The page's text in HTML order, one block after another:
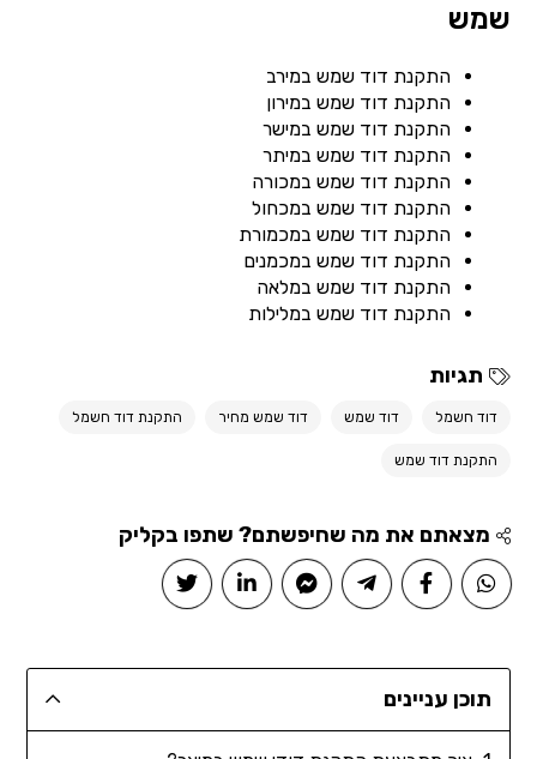
שמש
התקנת דוד שמש במירב
התקנת דוד שמש במירון
התקנת דוד שמש במישר
התקנת דוד שמש במיתר
התקנת דוד שמש במכורה
התקנת דוד שמש במכחול
התקנת דוד שמש במכמורת
התקנת דוד שמש במכמנים
התקנת דוד שמש במלאה
התקנת דוד שמש במלילות
תגיות
דוד חשמל דוד שמש דוד שמש מחיר התקנת דוד חשמל
התקנת דוד שמש
מצאתם את מה שחיפשתם? שתפו בקליק
תוכן עניינים